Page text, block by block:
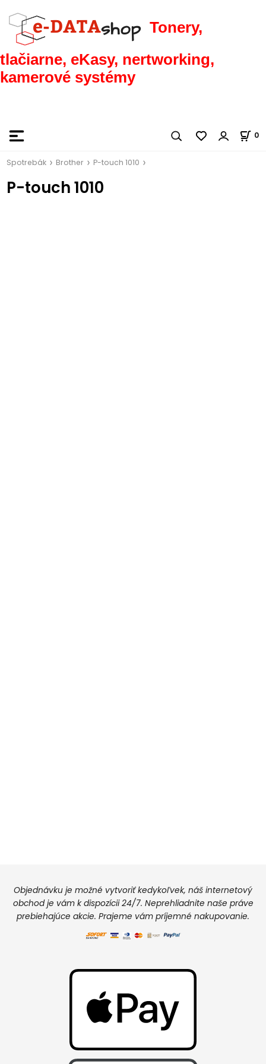
Tonery,
tlačiarne, eKasy, nertworking,
kamerové systémy
0
Spotrebák Brother P-touch 1010
P-touch 1010
Objednávku je možné vytvoriť kedykoľvek, náš internetový
obchod je vám k dispozícii 24/7. Neprehliadnite naše práve
prebiehajúce akcie. Prajeme vám príjemné nakupovanie.